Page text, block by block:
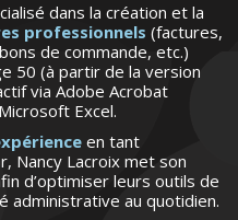
dans la création et la
professionnels (factures,
de commande, etc.)
50 (à partir de la version
via Adobe Acrobat
Excel.
en tant
Nancy Lacroix met son
d’optimiser leurs outils de
administrative au quotidien.